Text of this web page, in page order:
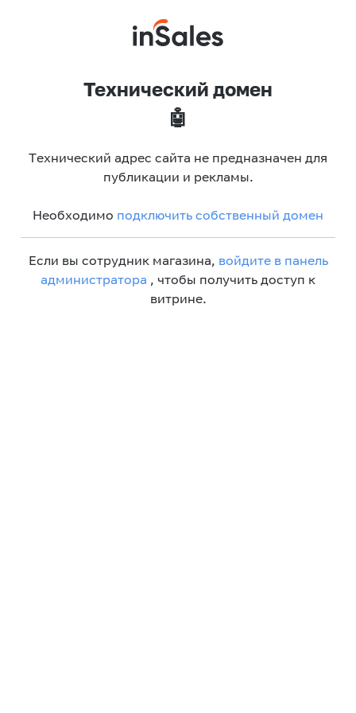
Технический домен
🤖
Технический адрес сайта не предназначен для
публикации и рекламы.
Необходимо подключить собственный домен
Если вы сотрудник магазина, войдите в панель
администратора , чтобы получить доступ к
витрине.